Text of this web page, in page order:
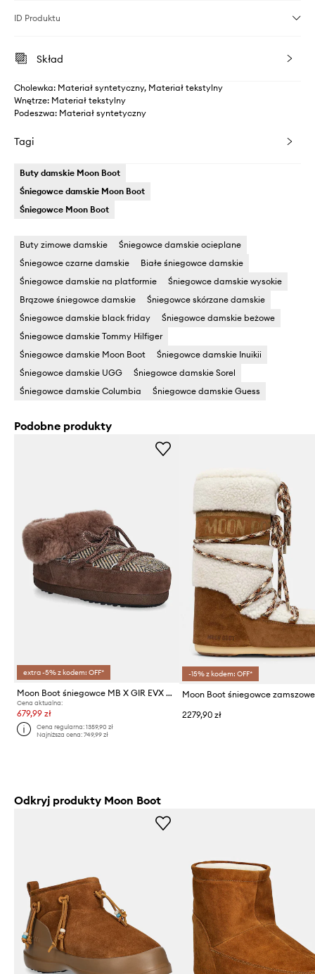
ID Produktu
Skład
Cholewka: Materiał syntetyczny, Materiał tekstylny
Wnętrze: Materiał tekstylny
Podeszwa: Materiał syntetyczny
Tagi
Buty damskie Moon Boot
Śniegowce damskie Moon Boot
Śniegowce Moon Boot
Buty zimowe damskie
Śniegowce damskie ocieplane
Śniegowce czarne damskie
Białe śniegowce damskie
Śniegowce damskie na platformie
Śniegowce damskie wysokie
Brązowe śniegowce damskie
Śniegowce skórzane damskie
Śniegowce damskie black friday
Śniegowce damskie beżowe
Śniegowce damskie Tommy Hilfiger
Śniegowce damskie Moon Boot
Śniegowce damskie Inuikii
Śniegowce damskie UGG
Śniegowce damskie Sorel
Śniegowce damskie Columbia
Śniegowce damskie Guess
Podobne produkty
extra -5% z kodem: OFF*
Moon Boot śniegowce MB X GIR EVX CHALET MULE FUR
Cena aktualna:
679,99 zł
Cena regularna:1359,90 zł
Najniższa cena:749,99 zł
-15% z kodem: OFF*
2279,90 zł
Odkryj produkty Moon Boot